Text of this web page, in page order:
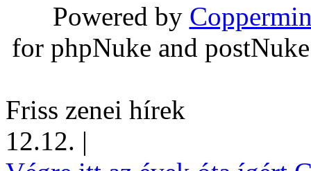
Powered by
for phpNuke and
Friss zenei hírek
12.12. |